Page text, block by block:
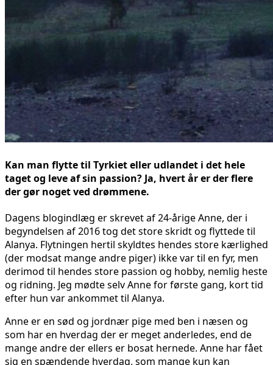
Kan man flytte til Tyrkiet eller udlandet i det hele
taget og leve af sin passion? Ja, hvert år er der flere
der gør noget ved drømmene.
Dagens blogindlæg er skrevet af 24-årige Anne, der i
begyndelsen af 2016 tog det store skridt og flyttede til
Alanya. Flytningen hertil skyldtes hendes store kærlighed
(der modsat mange andre piger) ikke var til en fyr, men
derimod til hendes store passion og hobby, nemlig heste
og ridning. Jeg mødte selv Anne for første gang, kort tid
efter hun var ankommet til Alanya.
Anne er en sød og jordnær pige med ben i næsen og
som har en hverdag der er meget anderledes, end de
mange andre der ellers er bosat hernede. Anne har fået
sig en spændende hverdag, som mange kun kan